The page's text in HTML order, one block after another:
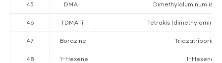
45 DMAi Dimethylaluminum
46 TDMATi Tetrakis (dimethylamino)
47 Borazine
48 1-Hexene 1-Hexene